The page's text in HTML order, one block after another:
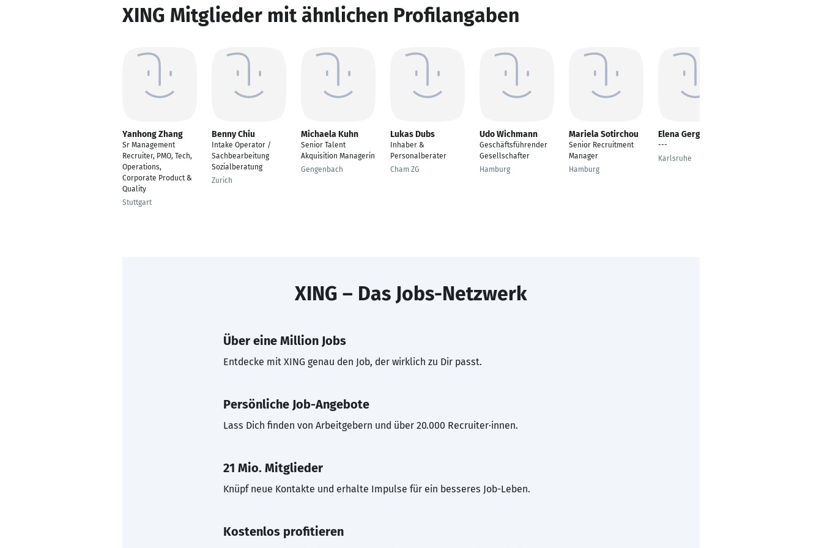
XING Mitglieder mit ähnlichen Profilangaben
Yanhong Zhang
Sr Management
Recruiter, PMO, Tech,
Operations,
Corporate Product &
Quality
Stuttgart
Benny Chiu
Intake Operator /
Sachbearbeitung
Sozialberatung
Zurich
Michaela Kuhn
Senior Talent
Akquisition Managerin
Gengenbach
Lukas Dubs
Inhaber &
Personalberater
Cham ZG
Udo Wichmann
Geschäftsführender
Gesellschafter
Hamburg
Mariela Sotirchou
Senior Recruitment
Manager
Hamburg
Elena Gergi
---
Karlsruhe
XING – Das Jobs-Netzwerk
Über eine Million Jobs
Entdecke mit XING genau den Job, der wirklich zu Dir passt.
Persönliche Job-Angebote
Lass Dich finden von Arbeitgebern und über 20.000 Recruiter·innen.
21 Mio. Mitglieder
Knüpf neue Kontakte und erhalte Impulse für ein besseres Job-Leben.
Kostenlos profitieren